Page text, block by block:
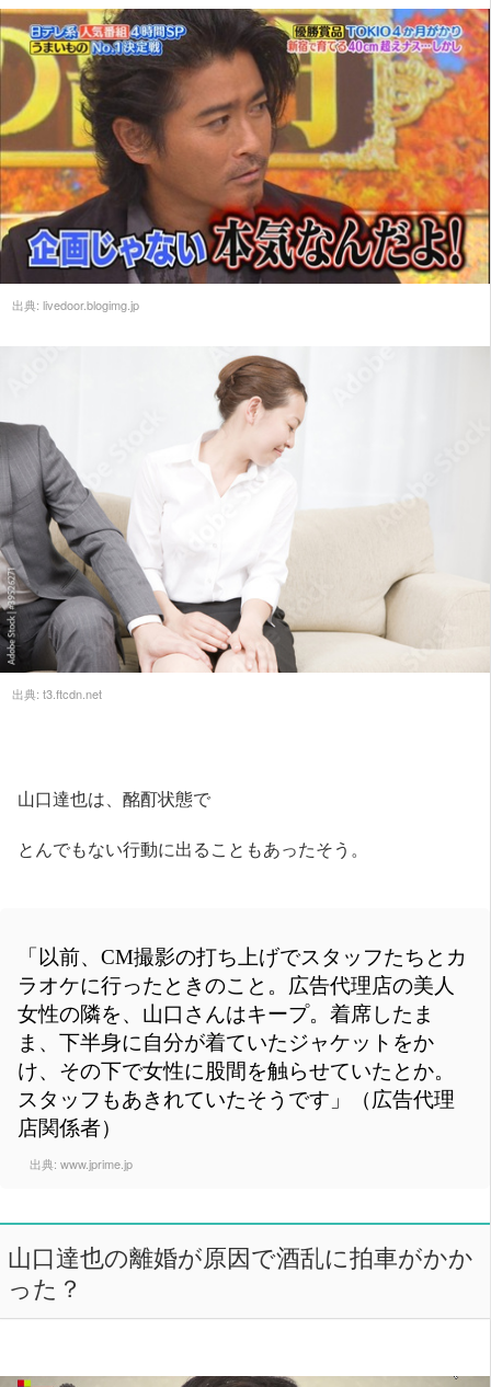
出典: livedoor.blogimg.jp
出典: t3.ftcdn.net
山口達也は、酩酊状態で
とんでもない行動に出ることもあったそう。
「以前、CM撮影の打ち上げでスタッフたちとカ
ラオケに行ったときのこと。広告代理店の美人
女性の隣を、山口さんはキープ。着席したま
ま、下半身に自分が着ていたジャケットをか
け、その下で女性に股間を触らせていたとか。
スタッフもあきれていたそうです」（広告代理
店関係者）
出典: www.jprime.jp
山口達也の離婚が原因で酒乱に拍車がかか
った？